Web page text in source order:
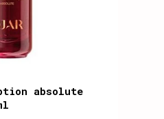
absolute